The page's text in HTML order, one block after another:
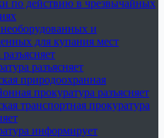
по действию в чрезвычайных
необорудованных и
для купания мест
разъясняет
природоохранная
прокуратура разъясняет
транспортная прокуратура
информирует